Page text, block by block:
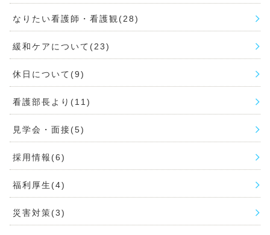
なりたい看護師・看護観(28)
緩和ケアについて(23)
休日について(9)
看護部長より(11)
見学会・面接(5)
採用情報(6)
福利厚生(4)
災害対策(3)